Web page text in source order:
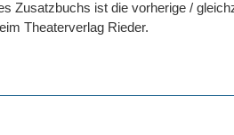
Zusatzbuchs ist die vorherige /
Theaterverlag Rieder.